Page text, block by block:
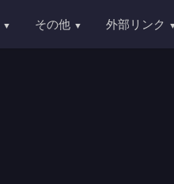
その他 外部リンク